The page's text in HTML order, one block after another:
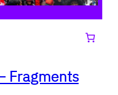
Fragments